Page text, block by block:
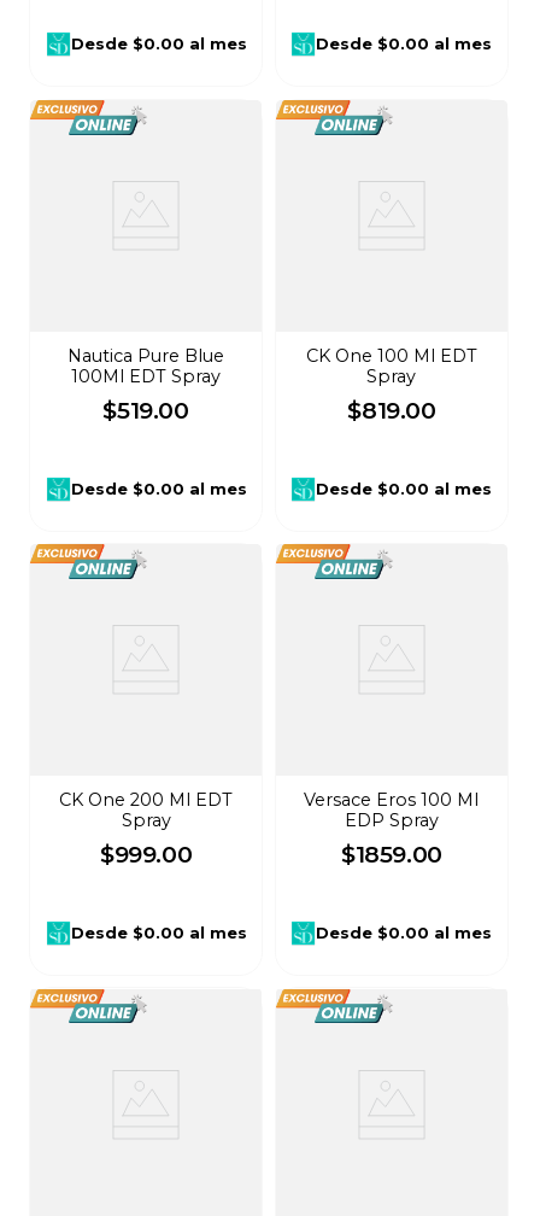
Desde$0.00 al mes Desde $0.00 al mes
Nautica Pure Blue
100Ml EDT Spray
$519.00
Desde$0.00 al mes
CK One 100 Ml EDT
Spray
$819.00
Desde $0.00 al mes
CK One 200 Ml EDT
Spray
$999.00
Desde$0.00 al mes
Versace Eros 100 Ml
EDP Spray
$1859.00
Desde $0.00 al mes